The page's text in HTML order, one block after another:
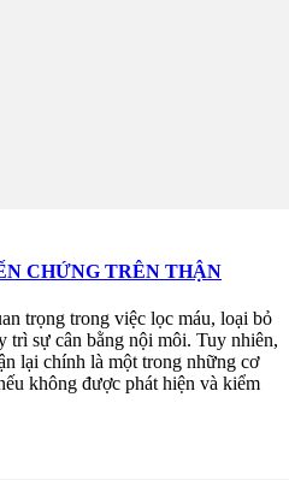
CHỨNG TRÊN THẬN
trọng trong việc lọc máu, loại bỏ
trì sự cân bằng nội môi. Tuy nhiên,
lại chính là một trong những cơ
không được phát hiện và kiểm